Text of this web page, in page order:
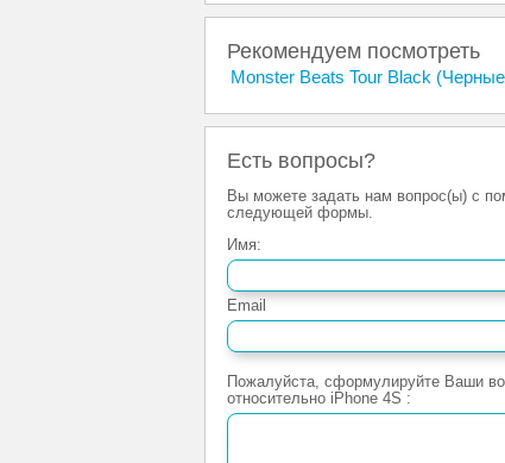
Рекомендуем посмотреть
Monster Beats Tour Black
Есть вопросы?
Вы можете задать нам вопрос(ы) с
следующей формы.
Имя:
Email
Пожалуйста, сформулируйте Ваши
относительно iPhone 4S :